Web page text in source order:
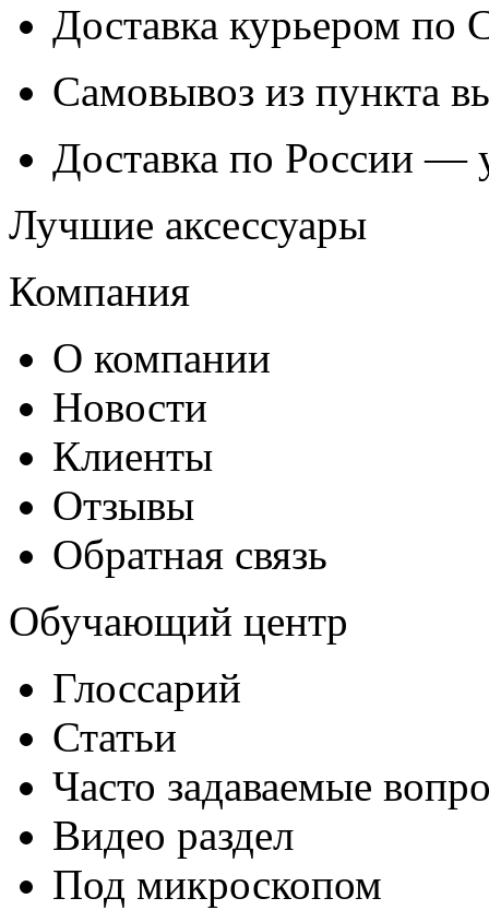
Доставка курьером
Самовывоз из пункта
Доставка по России —
Лучшие аксессуары
Компания
О компании
Новости
Клиенты
Отзывы
Обратная связь
Обучающий центр
Глоссарий
Статьи
Часто задаваемые
Видео раздел
Под микроскопом